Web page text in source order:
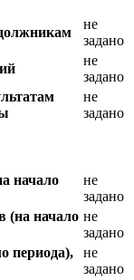
не
задано
не
задано
не
задано
начало
не
задано
(на начало не
задано
периода),
не
задано